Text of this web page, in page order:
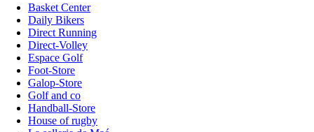
Basket Center
Daily Bikers
Direct Running
Direct-Volley
Espace Golf
Foot-Store
Galop-Store
Golf and co
Handball-Store
House of rugby